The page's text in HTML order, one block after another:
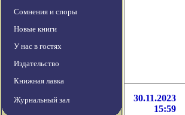
Сомнения и споры
Новые книги
У нас в гостях
Издательство
Книжная лавка
Журнальный зал
30.11.2023
15:59